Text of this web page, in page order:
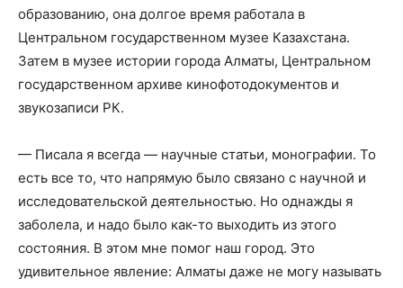
образованию, она долгое время работала в
Центральном государственном музее Казахстана.
Затем в музее истории города Алматы, Центральном
государственном архиве кинофотодокументов и
звукозаписи РК.
— Писала я всегда — научные статьи, монографии. То
есть все то, что напрямую было связано с научной и
исследовательской деятельностью. Но однажды я
заболела, и надо было как-то выходить из этого
состояния. В этом мне помог наш город. Это
удивительное явление: Алматы даже не могу называть